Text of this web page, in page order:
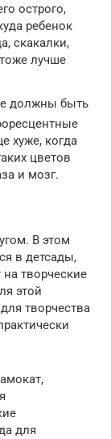
острого,
ребенок
скакалки,
лучше
должны быть
хуже, когда
цветов
и мозг.
В этом
в детсады,
творческие
этой
творчества
для